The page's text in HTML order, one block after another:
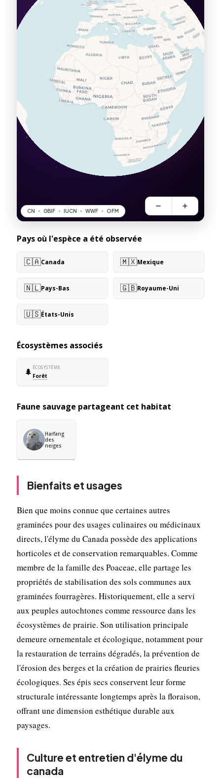
Pays où l'espèce a été observée
🇨🇦Canada 🇲🇽Mexique
🇳🇱Pays-Bas 🇬🇧Royaume-Uni
🇺🇸États-Unis
Écosystèmes associés
🌲 ÉCOSYSTÈME
Forêt
Faune sauvage partageant cet habitat
Harfang
des
neiges
Bienfaits et usages
Bien que moins connue que certaines autres
graminées pour des usages culinaires ou médicinaux
directs, l'élyme du Canada possède des applications
horticoles et de conservation remarquables. Comme
membre de la famille des Poaceae, elle partage les
propriétés de stabilisation des sols communes aux
graminées fourragères. Historiquement, elle a servi
aux peuples autochtones comme ressource dans les
écosystèmes de prairie. Son utilisation principale
demeure ornementale et écologique, notamment pour
la restauration de terrains dégradés, la prévention de
l'érosion des berges et la création de prairies fleuries
écologiques. Ses épis secs conservent leur forme
structurale intéressante longtemps après la floraison,
offrant une dimension esthétique durable aux
paysages.
Culture et entretien d'élyme du
canada